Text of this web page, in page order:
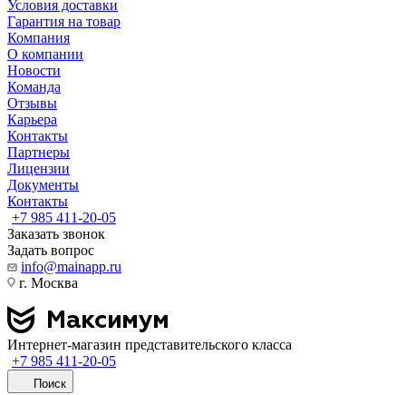
Условия доставки
Гарантия на товар
Компания
О компании
Новости
Команда
Отзывы
Карьера
Контакты
Партнеры
Лицензии
Документы
Контакты
+7 985 411-20-05
Заказать звонок
Задать вопрос
info@mainapp.ru
г. Москва
Интернет-магазин представительского класса
+7 985 411-20-05
Поиск